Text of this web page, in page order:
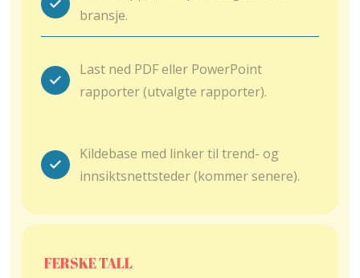
bransje.
Last ned PDF eller PowerPoint
rapporter (utvalgte rapporter).
Kildebase med linker til trend- og
innsiktsnettsteder (kommer senere).
FERSKE TALL